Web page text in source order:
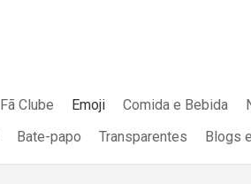
Fã Clube Emoji Comida e Bebida
Bate-papo Transparentes Blogs